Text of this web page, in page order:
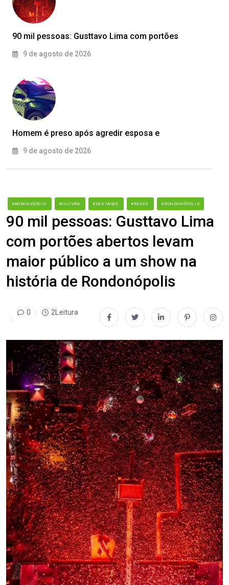
90 mil pessoas: Gusttavo Lima com portões
9 de agosto de 2026
Homem é preso após agredir esposa e
9 de agosto de 2026
#AGRONEGÓCIO #CULTURA #DESTAQUE #REDES #RONDONÓPOLIS
90 mil pessoas: Gusttavo Lima
com portões abertos levam
maior público a um show na
história de Rondonópolis
0 2Leitura